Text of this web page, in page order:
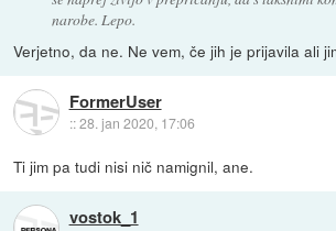
narobe. Lepo.
Verjetno, da ne. Ne vem, če jih je prijavila ali
FormerUser
::28. jan 2020, 17:06
Ti jim pa tudi nisi nič namignil, ane.
vostok_1